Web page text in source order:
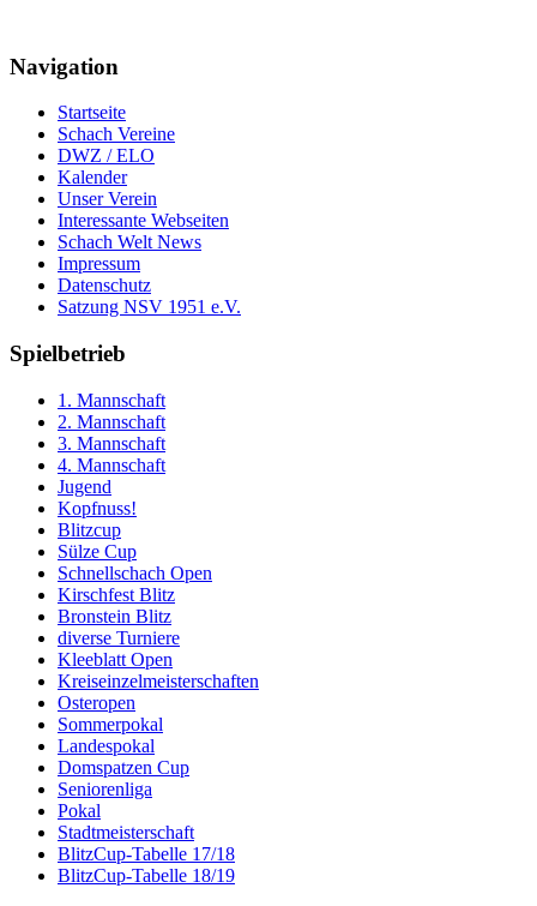
Navigation
Startseite
Schach Vereine
DWZ / ELO
Kalender
Unser Verein
Interessante Webseiten
Schach Welt News
Impressum
Datenschutz
Satzung NSV 1951 e.V.
Spielbetrieb
1. Mannschaft
2. Mannschaft
3. Mannschaft
4. Mannschaft
Jugend
Kopfnuss!
Blitzcup
Sülze Cup
Schnellschach Open
Kirschfest Blitz
Bronstein Blitz
diverse Turniere
Kleeblatt Open
Kreiseinzelmeisterschaften
Osteropen
Sommerpokal
Landespokal
Domspatzen Cup
Seniorenliga
Pokal
Stadtmeisterschaft
BlitzCup-Tabelle 17/18
BlitzCup-Tabelle 18/19